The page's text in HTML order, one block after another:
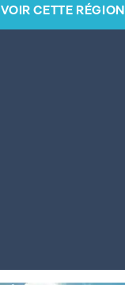
VOIR CETTE RÉGION